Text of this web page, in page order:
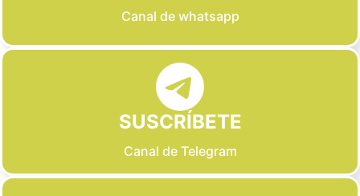
Canal de whatsapp
SUSCRÍBETE
Canal de Telegram